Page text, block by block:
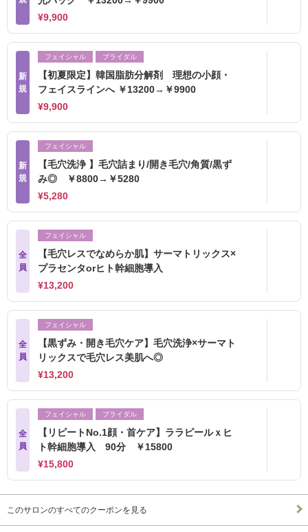
¥9,900
新
規
フェイシャル ブライダル
【初夏限定】韓国脂肪分解剤 理想の小顔・
フェイスラインへ ￥13200→￥9900
¥9,900
新
規
フェイシャル
【毛穴洗浄 】毛穴詰まり/開き毛穴/角質/黒ず
み◎ ￥8800→￥5280
¥5,280
全
員
フェイシャル
【毛穴レスでなめらか肌】サーマトリックス×
プラセンタorヒト幹細胞導入
¥13,200
全
員
フェイシャル
【黒ずみ・開き毛穴ケア】毛穴洗浄×サーマト
リックスで毛穴レス美肌へ◎
¥13,200
全
員
フェイシャル ブライダル
【リピートNo.1顔・首ケア】ララピールｘヒ
ト幹細胞導入 90分 ￥15800
¥15,800
このサロンのすべてのクーポンを見る